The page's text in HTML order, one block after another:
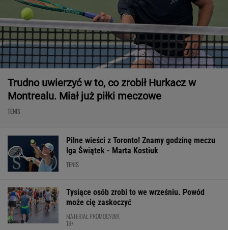
Trudno uwierzyć w to, co zrobił Hurkacz w
Montrealu. Miał już piłki meczowe
TENIS
Pilne wieści z Toronto! Znamy godzinę meczu
Iga Świątek - Marta Kostiuk
TENIS
Tysiące osób zrobi to we wrześniu. Powód
może cię zaskoczyć
MATERIAŁ PROMOCYJNY,
18+